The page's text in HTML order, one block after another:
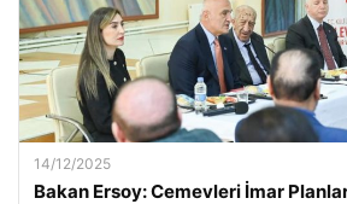
14/12/2025
Bakan Ersoy: Cemevleri İmar